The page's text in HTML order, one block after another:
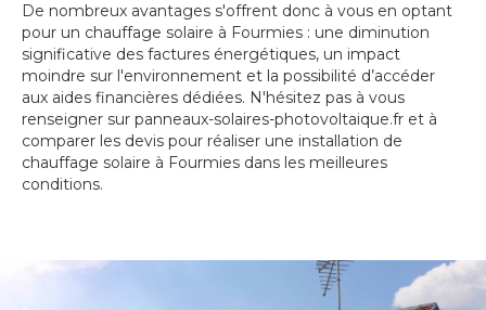
De nombreux avantages s'offrent donc à vous en optant
pour un chauffage solaire à Fourmies : une diminution
significative des factures énergétiques, un impact
moindre sur l'environnement et la possibilité d’accéder
aux aides financières dédiées. N'hésitez pas à vous
renseigner sur panneaux-solaires-photovoltaique.fr et à
comparer les devis pour réaliser une installation de
chauffage solaire à Fourmies dans les meilleures
conditions.